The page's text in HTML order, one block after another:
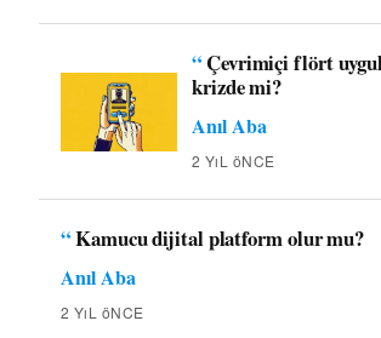
“Çevrimiçi flört
krizde mi?
Anıl Aba
2 YıL öNCE
“Kamucu dijital platform olur mu?
Anıl Aba
2 YıL öNCE